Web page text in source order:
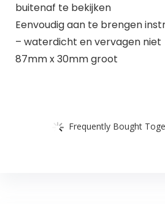
buitenaf te bekijken
Eenvoudig aan te brengen
– waterdicht en vervagen niet
87mm x 30mm groot
Frequently Bought